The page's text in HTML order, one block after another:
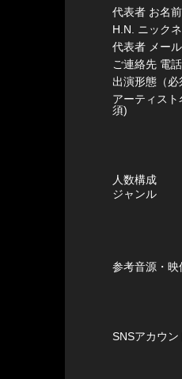
代表者 お名
H.N. ニック
代表者 メー
ご連絡先 電
出演形態（必
アーティス
須)
人数構成
ジャンル
参考音源・映
SNSアカウ